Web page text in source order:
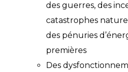
des guerres, des
catastrophes
des pénuries
premières
Des